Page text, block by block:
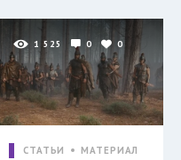
1 525 0 0
СТАТЬИ МАТЕРИАЛ